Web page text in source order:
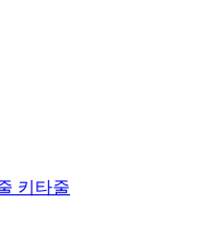
키타줄